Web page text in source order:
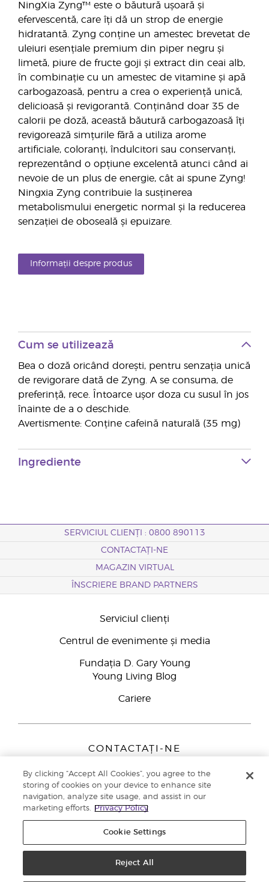
NingXia Zyng™ este o băutură ușoară și
efervescentă, care îți dă un strop de energie
hidratantă. Zyng conține un amestec brevetat de
uleiuri esențiale premium din piper negru și
limetă, piure de fructe goji și extract din ceai alb,
în combinație cu un amestec de vitamine și apă
carbogazoasă, pentru a crea o experiență unică,
delicioasă și revigorantă. Conținând doar 35 de
calorii pe doză, această băutură carbogazoasă îți
revigorează simțurile fără a utiliza arome
artificiale, coloranți, îndulcitori sau conservanți,
reprezentând o opțiune excelentă atunci când ai
nevoie de un plus de energie, cât ai spune Zyng!
Ningxia Zyng contribuie la susținerea
metabolismului energetic normal și la reducerea
senzației de oboseală și epuizare.
Informații despre produs
Cum se utilizează
Bea o doză oricând dorești, pentru senzația unică
de revigorare dată de Zyng. A se consuma, de
preferință, rece. Întoarce ușor doza cu susul în jos
înainte de a o deschide.
Avertismente: Conține cafeină naturală (35 mg)
Ingrediente
SERVICIUL CLIENȚI : 0800 890113
CONTACTAȚI-NE
MAGAZIN VIRTUAL
ÎNSCRIERE BRAND PARTNERS
Serviciul clienți
Centrul de evenimente și media
Fundația D. Gary Young
Young Living Blog
Cariere
CONTACTAȚI-NE
Peizerweg 97
9727 AJ Groningen
Netherlands
Înscriere Brand Partners0800 890113
Politica de confidențialitate
By clicking “Accept All Cookies”, you agree to the
storing of cookies on your device to enhance site
navigation, analyze site usage, and assist in our
marketing efforts.
Privacy Policy
Cookie Settings
Reject All